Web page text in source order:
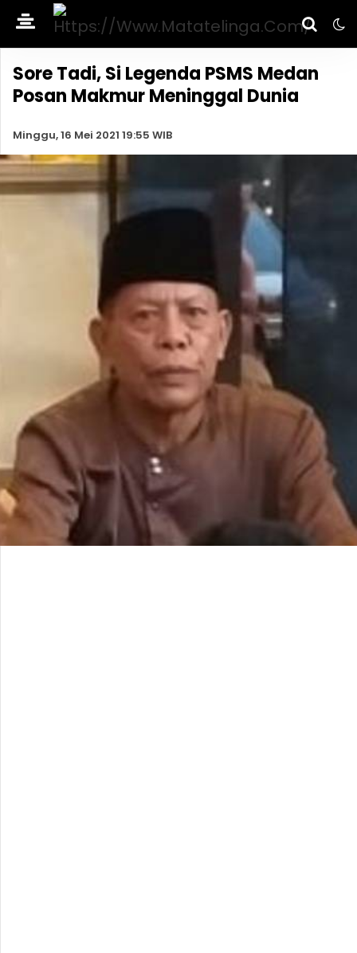
Sore Tadi, Si Legenda PSMS Medan
Posan Makmur Meninggal Dunia
Minggu, 16 Mei 2021 19:55 WIB